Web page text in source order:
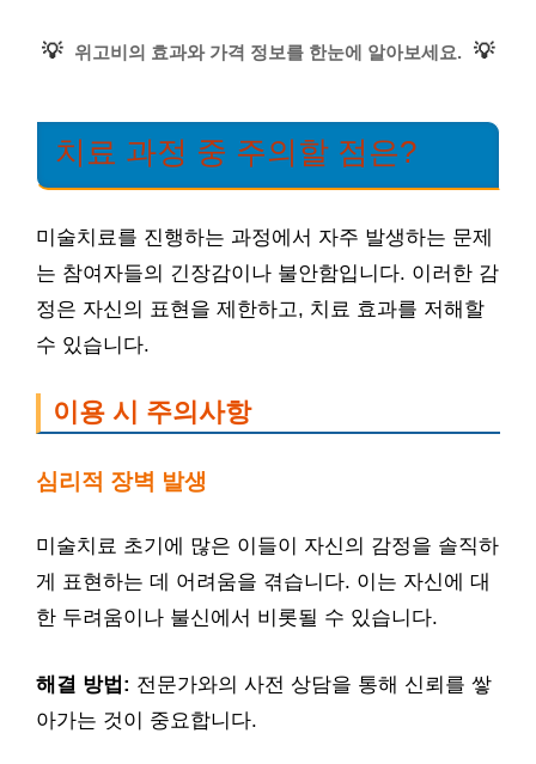
💡 위고비의 효과와 가격 정보를 한눈에 알아보세요. 💡
치료 과정 중 주의할 점은?
미술치료를 진행하는 과정에서 자주 발생하는 문제
는 참여자들의 긴장감이나 불안함입니다. 이러한 감
정은 자신의 표현을 제한하고, 치료 효과를 저해할
수 있습니다.
이용 시 주의사항
심리적 장벽 발생
미술치료 초기에 많은 이들이 자신의 감정을 솔직하
게 표현하는 데 어려움을 겪습니다. 이는 자신에 대
한 두려움이나 불신에서 비롯될 수 있습니다.
해결 방법: 전문가와의 사전 상담을 통해 신뢰를 쌓
아가는 것이 중요합니다.